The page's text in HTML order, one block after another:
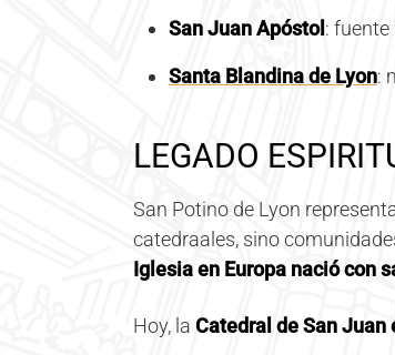
San Juan Apóstol:
Santa Blandina de Lyon:
LEGADO
San Potino de Lyon
catedraales, sino
Iglesia en Europa nació con
Hoy, la Catedral de San Juan